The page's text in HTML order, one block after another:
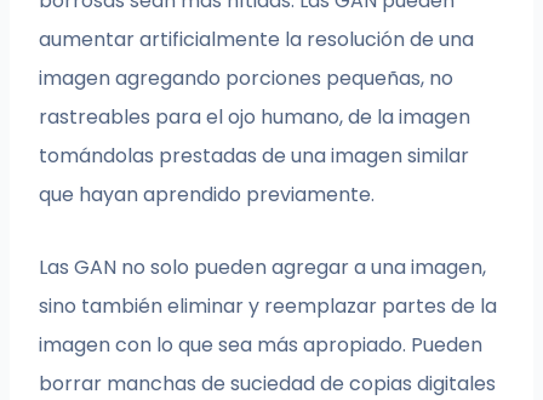
aumentar artificialmente la resolución de una
imagen agregando porciones pequeñas, no
rastreables para el ojo humano, de la imagen
tomándolas prestadas de una imagen similar
que hayan aprendido previamente.
Las GAN no solo pueden agregar a una imagen,
sino también eliminar y reemplazar partes de la
imagen con lo que sea más apropiado. Pueden
borrar manchas de suciedad de copias digitales